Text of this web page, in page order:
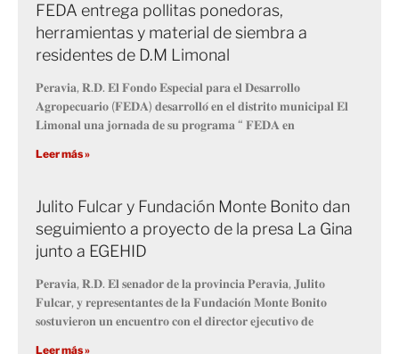
FEDA entrega pollitas ponedoras,
herramientas y material de siembra a
residentes de D.M Limonal
𝐏𝐞𝐫𝐚𝐯𝐢𝐚, 𝐑.𝐃. 𝐄𝐥 𝐅𝐨𝐧𝐝𝐨 𝐄𝐬𝐩𝐞𝐜𝐢𝐚𝐥 𝐩𝐚𝐫𝐚 𝐞𝐥 𝐃𝐞𝐬𝐚𝐫𝐫𝐨𝐥𝐥𝐨
𝐀𝐠𝐫𝐨𝐩𝐞𝐜𝐮𝐚𝐫𝐢𝐨 (𝐅𝐄𝐃𝐀) 𝐝𝐞𝐬𝐚𝐫𝐫𝐨𝐥𝐥𝐨́ 𝐞𝐧 𝐞𝐥 𝐝𝐢𝐬𝐭𝐫𝐢𝐭𝐨 𝐦𝐮𝐧𝐢𝐜𝐢𝐩𝐚𝐥 𝐄𝐥
𝐋𝐢𝐦𝐨𝐧𝐚𝐥 𝐮𝐧𝐚 𝐣𝐨𝐫𝐧𝐚𝐝𝐚 𝐝𝐞 𝐬𝐮 𝐩𝐫𝐨𝐠𝐫𝐚𝐦𝐚 “ 𝐅𝐄𝐃𝐀 𝐞𝐧
Leer más »
Julito Fulcar y Fundación Monte Bonito dan
seguimiento a proyecto de la presa La Gina
junto a EGEHID
𝐏𝐞𝐫𝐚𝐯𝐢𝐚, 𝐑.𝐃. 𝐄𝐥 𝐬𝐞𝐧𝐚𝐝𝐨𝐫 𝐝𝐞 𝐥𝐚 𝐩𝐫𝐨𝐯𝐢𝐧𝐜𝐢𝐚 𝐏𝐞𝐫𝐚𝐯𝐢𝐚, 𝐉𝐮𝐥𝐢𝐭𝐨
𝐅𝐮𝐥𝐜𝐚𝐫, 𝐲 𝐫𝐞𝐩𝐫𝐞𝐬𝐞𝐧𝐭𝐚𝐧𝐭𝐞𝐬 𝐝𝐞 𝐥𝐚 𝐅𝐮𝐧𝐝𝐚𝐜𝐢𝐨́𝐧 𝐌𝐨𝐧𝐭𝐞 𝐁𝐨𝐧𝐢𝐭𝐨
𝐬𝐨𝐬𝐭𝐮𝐯𝐢𝐞𝐫𝐨𝐧 𝐮𝐧 𝐞𝐧𝐜𝐮𝐞𝐧𝐭𝐫𝐨 𝐜𝐨𝐧 𝐞𝐥 𝐝𝐢𝐫𝐞𝐜𝐭𝐨𝐫 𝐞𝐣𝐞𝐜𝐮𝐭𝐢𝐯𝐨 𝐝𝐞
Leer más »